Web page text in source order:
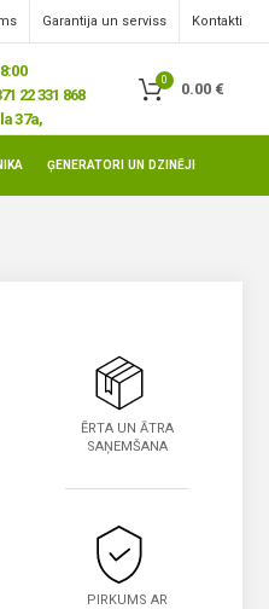
Garantija un serviss Kontakti
22 331 868
37a,
0
0.00 €
ĢENERATORI UN DZINĒJI
ĒRTA UN ĀTRA
SAŅEMŠANA
PIRKUMS AR